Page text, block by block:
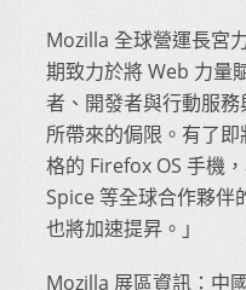
Mozilla 全球營運長宮
期致力於將 Web 力量
者、開發者與行動服
所帶來的侷限。有了
格的 Firefox OS 手機
Spice 等全球合作夥伴
也將加速提昇。」
Mozilla 展區資訊：中